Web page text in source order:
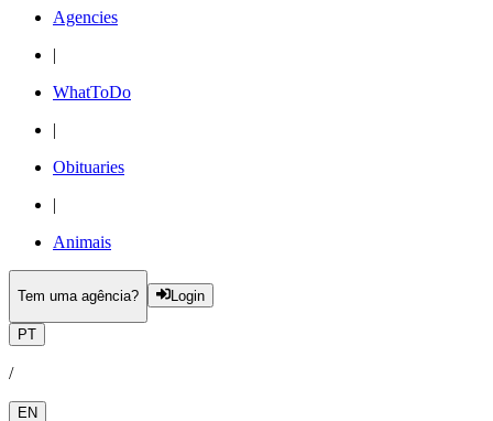
Agencies
|
WhatToDo
|
Obituaries
|
Animais
Tem uma agência? Login
PT
/
EN